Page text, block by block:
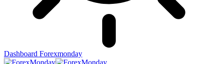
Dashboard Forexmonday